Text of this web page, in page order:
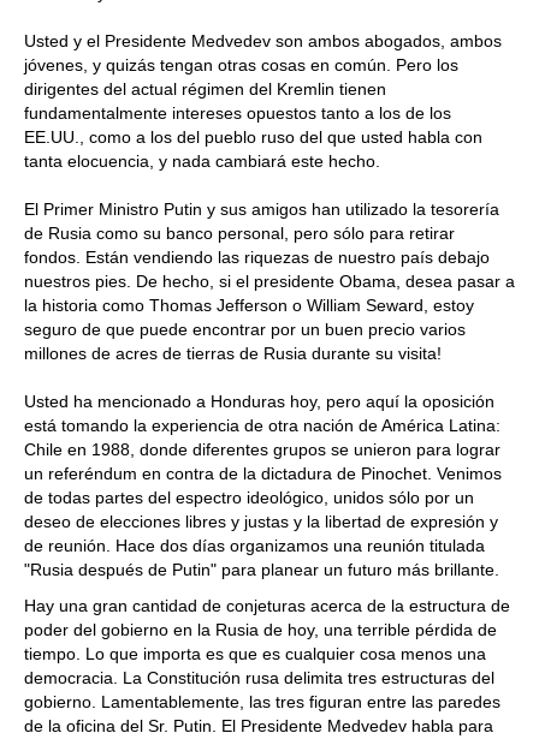
Usted y el Presidente Medvedev son ambos abogados, ambos
jóvenes, y quizás tengan otras cosas en común. Pero los
dirigentes del actual régimen del Kremlin tienen
fundamentalmente intereses opuestos tanto a los de los
EE.UU., como a los del pueblo ruso del que usted habla con
tanta elocuencia, y nada cambiará este hecho.
El Primer Ministro Putin y sus amigos han utilizado la tesorería
de Rusia como su banco personal, pero sólo para retirar
fondos. Están vendiendo las riquezas de nuestro país debajo
nuestros pies. De hecho, si el presidente Obama, desea pasar a
la historia como Thomas Jefferson o William Seward, estoy
seguro de que puede encontrar por un buen precio varios
millones de acres de tierras de Rusia durante su visita!
Usted ha mencionado a Honduras hoy, pero aquí la oposición
está tomando la experiencia de otra nación de América Latina:
Chile en 1988, donde diferentes grupos se unieron para lograr
un referéndum en contra de la dictadura de Pinochet. Venimos
de todas partes del espectro ideológico, unidos sólo por un
deseo de elecciones libres y justas y la libertad de expresión y
de reunión. Hace dos días organizamos una reunión titulada
"Rusia después de Putin" para planear un futuro más brillante.
Hay una gran cantidad de conjeturas acerca de la estructura de
poder del gobierno en la Rusia de hoy, una terrible pérdida de
tiempo. Lo que importa es que es cualquier cosa menos una
democracia. La Constitución rusa delimita tres estructuras del
gobierno. Lamentablemente, las tres figuran entre las paredes
de la oficina del Sr. Putin. El Presidente Medvedev habla para